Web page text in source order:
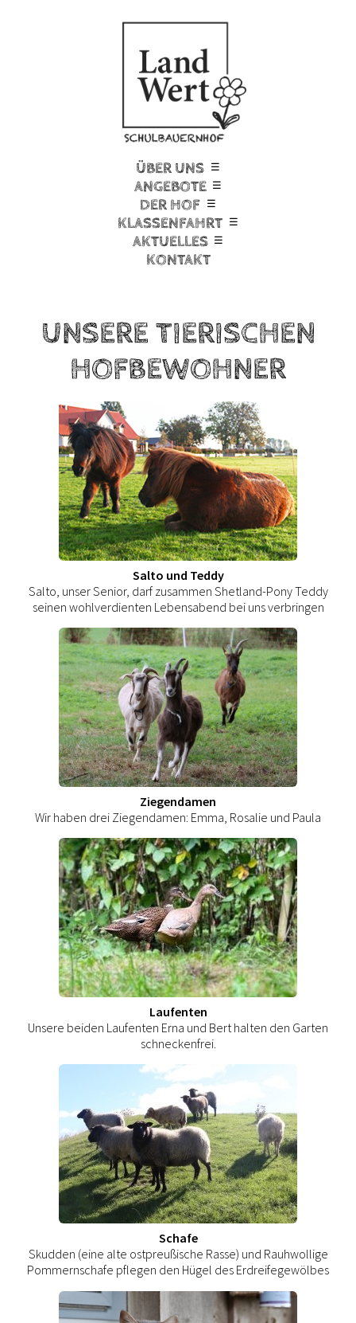
ÜBER UNS
ANGEBOTE
DER HOF
KLASSENFAHRT
AKTUELLES
KONTAKT
UNSERE TIERISCHEN
HOFBEWOHNER
Salto und Teddy
Salto, unser Senior, darf zusammen Shetland-Pony Teddy
seinen wohlverdienten Lebensabend bei uns verbringen
Ziegendamen
Wir haben drei Ziegendamen: Emma, Rosalie und Paula
Laufenten
Unsere beiden Laufenten Erna und Bert halten den Garten
schneckenfrei.
Schafe
Skudden (eine alte ostpreußische Rasse) und Rauhwollige
Pommernschafe pflegen den Hügel des Erdreifegewölbes